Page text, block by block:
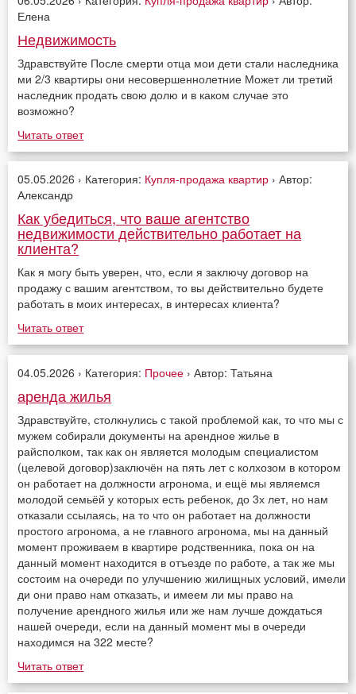
Елена
Недвижимость
Здравствуйте После смерти отца мои дети стали наследника
ми 2/3 квартиры они несовершеннолетние Может ли третий
наследник продать свою долю и в каком случае это
возможно?
Читать ответ
05.05.2026 › Категория: Купля-продажа квартир › Автор:
Александр
Как убедиться, что ваше агентство
недвижимости действительно работает на
клиента?
Как я могу быть уверен, что, если я заключу договор на
продажу с вашим агентством, то вы действительно будете
работать в моих интересах, в интересах клиента?
Читать ответ
04.05.2026 › Категория: Прочее › Автор: Татьяна
аренда жилья
Здравствуйте, столкнулись с такой проблемой как, то что мы с
мужем собирали документы на арендное жилье в
райсполком, так как он является молодым специалистом
(целевой договор)заключён на пять лет с колхозом в котором
он работает на должности агронома, и ещё мы являемся
молодой семьёй у которых есть ребенок, до 3х лет, но нам
отказали ссылаясь, на то что он работает на должности
простого агронома, а не главного агронома, мы на данный
момент проживаем в квартире родственника, пока он на
данный момент находится в отъезде по работе, а так же мы
состоим на очереди по улучшению жилищных условий, имели
ди они право нам отказать, и имеем ли мы право на
получение арендного жилья или же нам лучше дождаться
нашей очереди, если на данный момент мы в очереди
находимся на 322 месте?
Читать ответ